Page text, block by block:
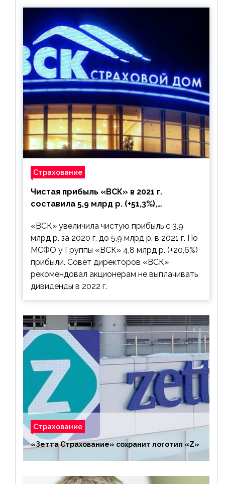
Страхование
Чистая прибыль «ВСК» в 2021 г.
составила 5,9 млрд р. (+51,3%),
выплачивать
«ВСК» увеличила чистую прибыль с 3,9
млрд р. за 2020 г. до 5,9 млрд р. в 2021 г. По
МСФО у Группы «ВСК» 4,8 млрд р. (+20,6%)
прибыли. Совет директоров «ВСК»
рекомендовал акционерам не выплачивать
дивиденды в 2022 г.
Страхование
«Зетта Страхование» сохранит логотип «Z»